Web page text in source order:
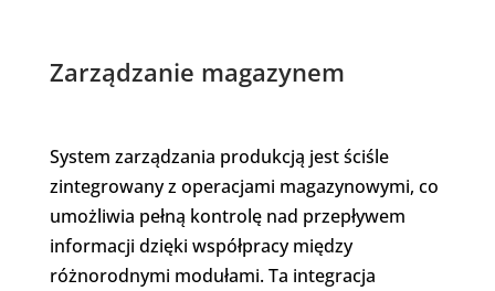
Zarządzanie magazynem
System zarządzania produkcją jest ściśle
zintegrowany z operacjami magazynowymi, co
umożliwia pełną kontrolę nad przepływem
informacji dzięki współpracy między
różnorodnymi modułami. Ta integracja